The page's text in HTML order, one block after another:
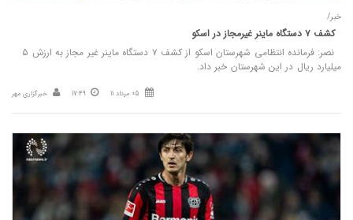
خبر/
کشف ۷ دستگاه ماینر غیرمجاز در اسکو
نصر: فرمانده انتظامی شهرستان اسکو از کشف ۷ دستگاه ماینر غیر مجاز به ارزش ۵
میلیارد ریال در این شهرستان خبر داد.
05 مرداد 11 17:49 خبرگزاری مهر